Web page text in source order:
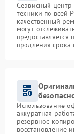
Сервисный центр
техники по всей
качественный
могут
предоставляется
продления срока
Использование
аккуратная
резервное
восстановление